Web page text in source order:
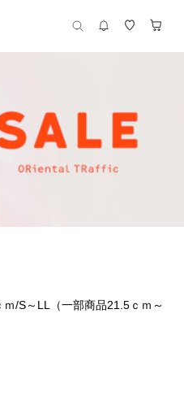
ｍ/S～LL（一部商品21.5ｃｍ～